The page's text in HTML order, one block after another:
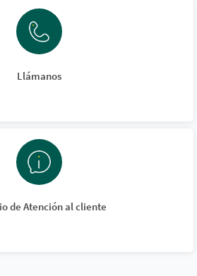
Llámanos
de Atención al cliente